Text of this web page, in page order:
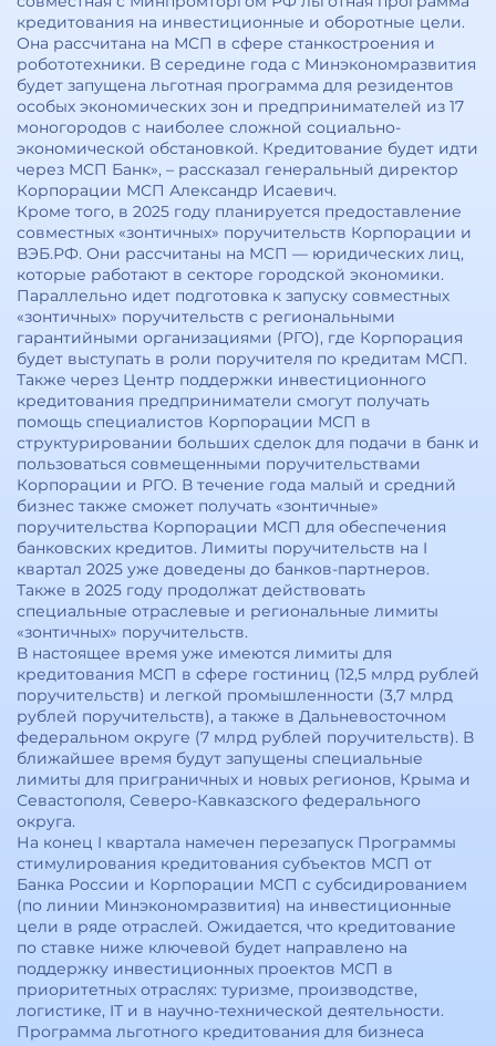
кредитования на инвестиционные и оборотные цели.
Она рассчитана на МСП в сфере станкостроения и
робототехники. В середине года с Минэкономразвития
будет запущена льготная программа для резидентов
особых экономических зон и предпринимателей из 17
моногородов с наиболее сложной социально-
экономической обстановкой. Кредитование будет идти
через МСП Банк», – рассказал генеральный директор
Корпорации МСП Александр Исаевич.
Кроме того, в 2025 году планируется предоставление
совместных «зонтичных» поручительств Корпорации и
ВЭБ.РФ. Они рассчитаны на МСП — юридических лиц,
которые работают в секторе городской экономики.
Параллельно идет подготовка к запуску совместных
«зонтичных» поручительств с региональными
гарантийными организациями (РГО), где Корпорация
будет выступать в роли поручителя по кредитам МСП.
Также через Центр поддержки инвестиционного
кредитования предприниматели смогут получать
помощь специалистов Корпорации МСП в
структурировании больших сделок для подачи в банк и
пользоваться совмещенными поручительствами
Корпорации и РГО. В течение года малый и средний
бизнес также сможет получать «зонтичные»
поручительства Корпорации МСП для обеспечения
банковских кредитов. Лимиты поручительств на I
квартал 2025 уже доведены до банков-партнеров.
Также в 2025 году продолжат действовать
специальные отраслевые и региональные лимиты
«зонтичных» поручительств.
В настоящее время уже имеются лимиты для
кредитования МСП в сфере гостиниц (12,5 млрд рублей
поручительств) и легкой промышленности (3,7 млрд
рублей поручительств), а также в Дальневосточном
федеральном округе (7 млрд рублей поручительств). В
ближайшее время будут запущены специальные
лимиты для приграничных и новых регионов, Крыма и
Севастополя, Северо-Кавказского федерального
округа.
На конец I квартала намечен перезапуск Программы
стимулирования кредитования субъектов МСП от
Банка России и Корпорации МСП с субсидированием
(по линии Минэкономразвития) на инвестиционные
цели в ряде отраслей. Ожидается, что кредитование
по ставке ниже ключевой будет направлено на
поддержку инвестиционных проектов МСП в
приоритетных отраслях: туризме, производстве,
логистике, IT и в научно-технической деятельности.
Программа льготного кредитования для бизнеса